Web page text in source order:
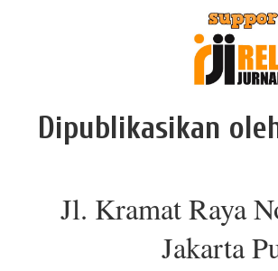
Dipublikasikan
Jl. Kramat Raya
Jakarta